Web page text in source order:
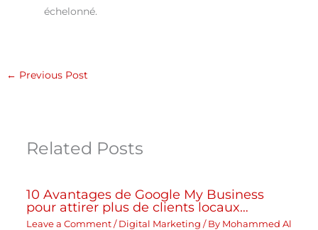
échelonné.
← Previous Post
Related Posts
10 Avantages de Google My Business
pour attirer plus de clients locaux…
Leave a Comment / Digital Marketing / By Mohammed Al